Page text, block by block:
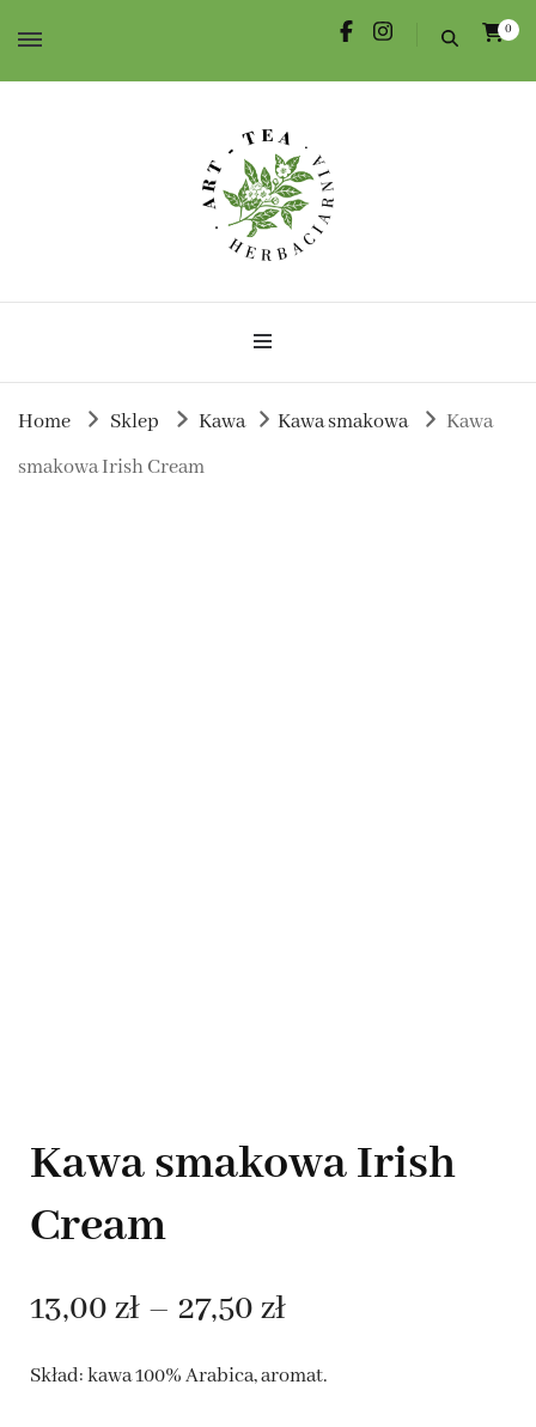
0
Herbaciarnia Art-Tea
Home Sklep Kawa Kawa smakowa
Kawa
smakowa Irish Cream
Kawa smakowa Irish
Cream
13,00 zł – 27,50 złZakres
cen:
Skład: kawa 100% Arabica, aromat.